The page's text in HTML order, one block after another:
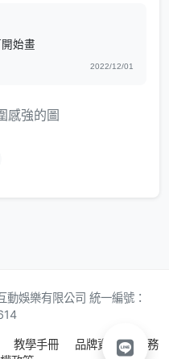
始畫
2022/12/01
感強的圖
娛樂有限公司 統一編號：
教學手冊 品牌資源
服務